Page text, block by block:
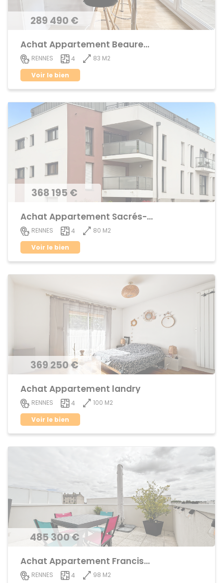
289 490 €
Achat Appartement Beauregard
RENNES 4
83 M2
Voir le bien
368 195 €
Achat Appartement Sacrés-Coeurs
RENNES 4
80 M2
Voir le bien
369 250 €
Achat Appartement landry
RENNES 4
100 M2
Voir le bien
485 300 €
Achat Appartement Francisco ferrer
RENNES 4
98 M2